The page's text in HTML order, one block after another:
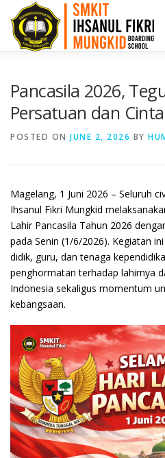
Pancasila 2026,
Persatuan dan
POSTED ON JUNE 2, 2026 BY
Magelang, 1 Juni 2026 – Seluruh
Ihsanul Fikri Mungkid
Lahir Pancasila Tahun 2026
pada Senin (1/6/2026). Kegiatan
didik, guru, dan tenaga
penghormatan terhadap lahirnya
Indonesia sekaligus momentum
kebangsaan.